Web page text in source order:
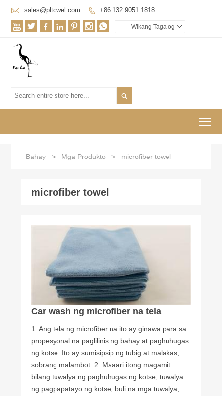
 sales@pltowel.com  +86 132 9051 1818
       Wikang Tagalog 

Bahay > Mga Produkto > microfiber towel
microfiber towel
Car wash ng microfiber na tela
1. Ang tela ng microfiber na ito ay ginawa para sa
propesyonal na paglilinis ng bahay at paghuhugas
ng kotse. Ito ay sumisipsip ng tubig at malakas,
sobrang malambot. 2. Maaari itong magamit
bilang tuwalya ng paghuhugas ng kotse, tuwalya
ng pagpapatayo ng kotse, buli na mga tuwalya,